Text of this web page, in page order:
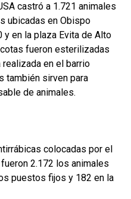
castró a 1.721 animales
ubicadas en Obispo
y en la plaza Evita de Alto
fueron esterilizadas
realizada en el barrio
también sirven para
de animales.
colocadas por el
2.172 los animales
puestos fijos y 182 en la